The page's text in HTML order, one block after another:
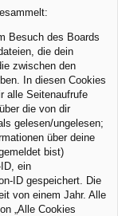
Besuch des Boards
die dein
zwischen den
In diesen Cookies
alle Seitenaufrufe
die von dir
gelesen/ungelesen;
über deine
bist)
ein
ID gespeichert. Die
von einem Jahr. Alle
„Alle Cookies